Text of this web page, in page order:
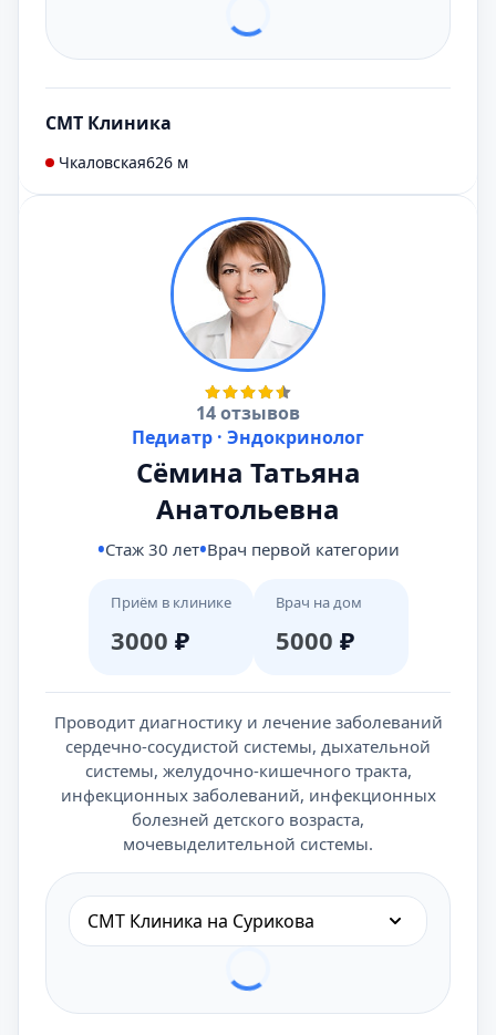
СМТ Клиника
Чкаловская626 м
14 отзывов
Педиатр · Эндокринолог
Сёмина Татьяна
Анатольевна
Стаж 30 лет Врач первой категории
Приём в клинике
3000 ₽
Врач на дом
5000 ₽
Проводит диагностику и лечение заболеваний
сердечно-сосудистой системы, дыхательной
системы, желудочно-кишечного тракта,
инфекционных заболеваний, инфекционных
болезней детского возраста,
мочевыделительной системы.
СМТ Клиника на Сурикова